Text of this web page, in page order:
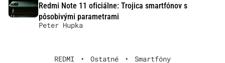
Redmi Note 11 oficiálne: Trojica smartfónov s
pôsobivými parametrami
Peter Hupka
REDMI • Ostatné • Smartfóny